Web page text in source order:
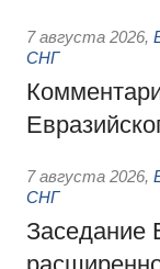
7 августа 2026,
СНГ
7 августа 2026,
СНГ
Заседание